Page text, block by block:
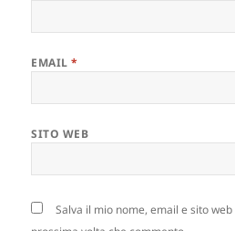
EMAIL*
SITO WEB
Salva il mio nome, email e sito